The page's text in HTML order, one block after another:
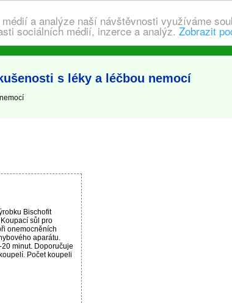
a analýze naší návštěvnosti využíváme
sociálních médií, inzerce a analýz. Zobrazit
s léky a léčbou nemocí
Bischofit
sůl pro
onemocněních
aparátu.
minut. Doporučuje
Počet koupeli